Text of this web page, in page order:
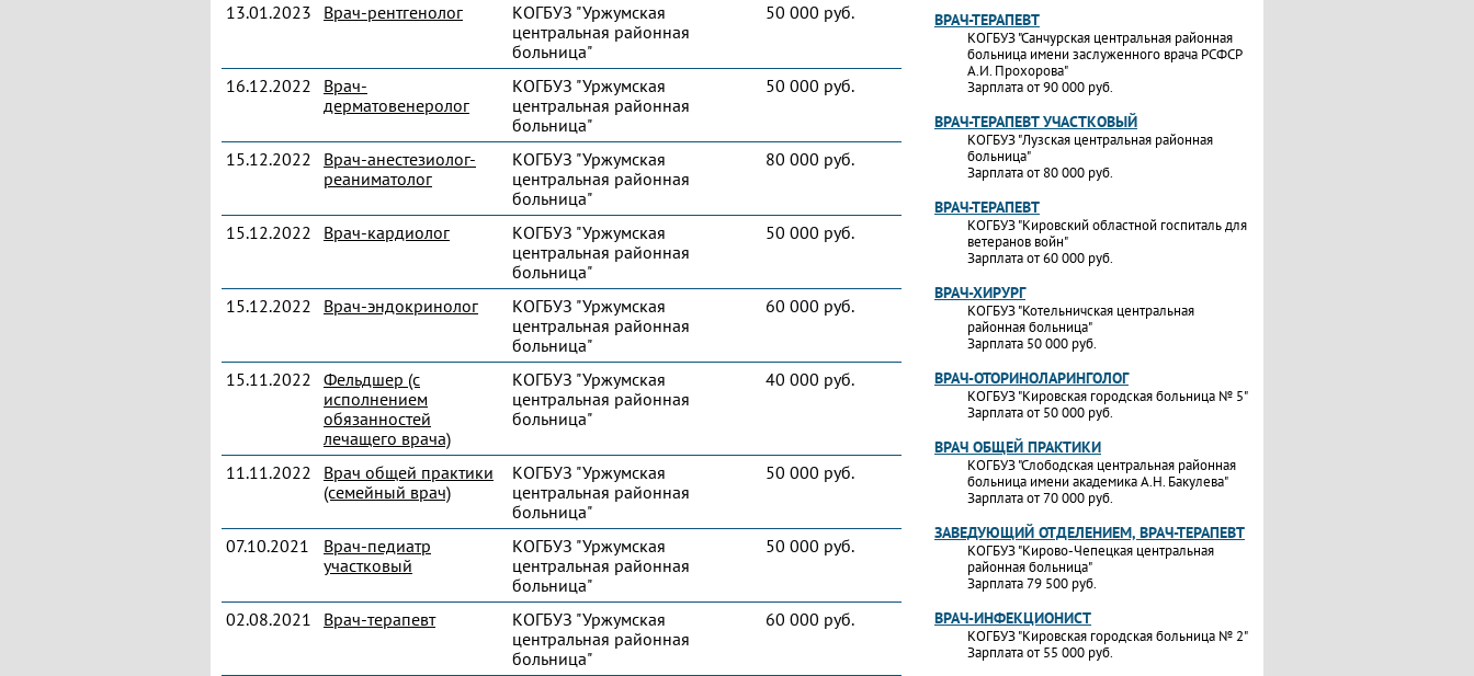
13.01.2023 Врач-рентгенолог
КОГБУЗ "Уржумская
центральная районная
больница"
50 000 руб.
16.12.2022
Врач-
дерматовенеролог
КОГБУЗ "Уржумская
центральная районная
больница"
50 000 руб.
15.12.2022
Врач-анестезиолог-
реаниматолог
КОГБУЗ "Уржумская
центральная районная
больница"
80 000 руб.
15.12.2022 Врач-кардиолог
КОГБУЗ "Уржумская
центральная районная
больница"
50 000 руб.
15.12.2022 Врач-эндокринолог
КОГБУЗ "Уржумская
центральная районная
больница"
60 000 руб.
15.11.2022 Фельдшер (с
исполнением
обязанностей
лечащего врача)
КОГБУЗ "Уржумская
центральная районная
больница"
40 000 руб.
11.11.2022
Врач общей практики
(семейный врач)
КОГБУЗ "Уржумская
центральная районная
больница"
50 000 руб.
07.10.2021
Врач-педиатр
участковый
КОГБУЗ "Уржумская
центральная районная
больница"
50 000 руб.
02.08.2021 Врач-терапевт
КОГБУЗ "Уржумская
центральная районная
больница"
60 000 руб.
ВРАЧ-ТЕРАПЕВТ
КОГБУЗ "Санчурская центральная районная
больница имени заслуженного врача РСФСР
А.И. Прохорова"
Зарплата от 90 000 руб.
ВРАЧ-ТЕРАПЕВТ УЧАСТКОВЫЙ
КОГБУЗ "Лузская центральная районная
больница"
Зарплата от 80 000 руб.
ВРАЧ-ТЕРАПЕВТ
КОГБУЗ "Кировский областной госпиталь для
ветеранов войн"
Зарплата от 60 000 руб.
ВРАЧ-ХИРУРГ
КОГБУЗ "Котельничская центральная
районная больница"
Зарплата 50 000 руб.
ВРАЧ-ОТОРИНОЛАРИНГОЛОГ
КОГБУЗ "Кировская городская больница № 5"
Зарплата от 50 000 руб.
ВРАЧ ОБЩЕЙ ПРАКТИКИ
КОГБУЗ "Слободская центральная районная
больница имени академика А.Н. Бакулева"
Зарплата от 70 000 руб.
ЗАВЕДУЮЩИЙ ОТДЕЛЕНИЕМ, ВРАЧ-ТЕРАПЕВТ
КОГБУЗ "Кирово-Чепецкая центральная
районная больница"
Зарплата 79 500 руб.
ВРАЧ-ИНФЕКЦИОНИСТ
КОГБУЗ "Кировская городская больница № 2"
Зарплата от 55 000 руб.